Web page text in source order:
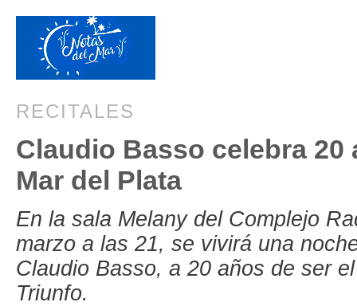
RECITALES
Claudio Basso celebra
Mar del Plata
En la sala Melany del Complejo
marzo a las 21, se vivirá una
Claudio Basso, a 20 años de ser
Triunfo.